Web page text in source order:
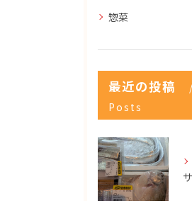
惣菜
最近の投稿
Posts